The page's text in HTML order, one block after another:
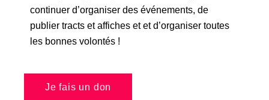
continuer d’organiser des événements, de
publier tracts et affiches et et d’organiser toutes
les bonnes volontés !
Je fais un don